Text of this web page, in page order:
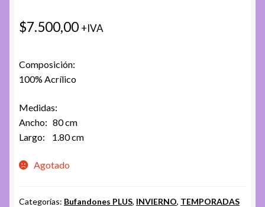
$7.500,00 +IVA
Composición:
100% Acrílico
Medidas:
Ancho: 80 cm
Largo: 1.80 cm
Agotado
Categorías: Bufandones PLUS, INVIERNO, TEMPORADAS